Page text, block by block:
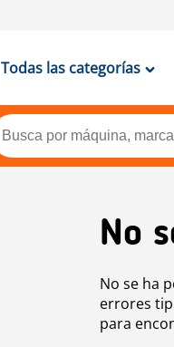
Todas las categorías
No
No se ha
errores
para